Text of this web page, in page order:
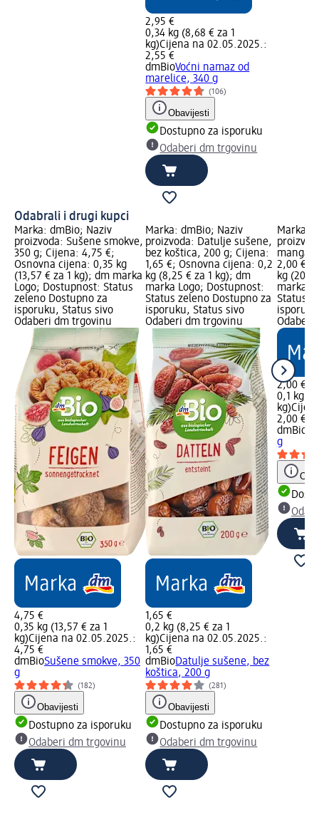
2,95 €
0,34 kg (8,68 € za 1
kg)Cijena na 02.05.2025.:
2,55 €
dmBioVoćni namaz od
marelice, 340 g
(106)
Obavijesti
Dostupno za isporuku
Odaberi dm trgovinu
Odabrali i drugi kupci
Marka: dmBio; Naziv
proizvoda: Sušene smokve,
350 g; Cijena: 4,75 €;
Osnovna cijena: 0,35 kg
(13,57 € za 1 kg); dm marka
Logo; Dostupnost: Status
zeleno Dostupno za
isporuku, Status sivo
Odaberi dm trgovinu
4,75 €
0,35 kg (13,57 € za 1
kg)Cijena na 02.05.2025.:
4,75 €
dmBioSušene smokve, 350
g
(182)
Obavijesti
Dostupno za isporuku
Odaberi dm trgovinu
Marka: dmBio; Naziv
proizvoda: Datulje sušene,
bez koštica, 200 g; Cijena:
1,65 €; Osnovna cijena: 0,2
kg (8,25 € za 1 kg); dm
marka Logo; Dostupnost:
Status zeleno Dostupno za
isporuku, Status sivo
Odaberi dm trgovinu
1,65 €
0,2 kg (8,25 € za 1
kg)Cijena na 02.05.2025.:
1,65 €
dmBioDatulje sušene, bez
koštica, 200 g
(281)
Obavijesti
Dostupno za isporuku
Odaberi dm trgovinu
Marka:
manga,
2,00 €;
kg
marka
Status
Odaberi
2,00 €
0,1 kg
kg)
2,00 €
dmBio
g